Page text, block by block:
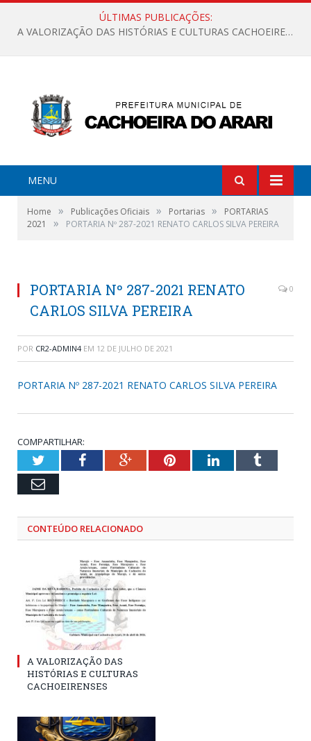
ÚLTIMAS PUBLICAÇÕES:
A VALORIZAÇÃO DAS HISTÓRIAS E CULTURAS CACHOEIRENSES
MENU
Home » Publicações Oficiais » Portarias »
PORTARIAS
2021
» PORTARIA Nº 287-2021 RENATO CARLOS SILVA PEREIRA
PORTARIA Nº 287-2021 RENATO
CARLOS SILVA PEREIRA
0
POR CR2-ADMIN4 EM 12 DE JULHO DE 2021
PORTARIA Nº 287-2021 RENATO CARLOS SILVA PEREIRA
COMPARTILHAR:
TwitterFacebookGoogle+PinterestLinkedInTumblr
Email
CONTEÚDO RELACIONADO
A VALORIZAÇÃO DAS
HISTÓRIAS E CULTURAS
CACHOEIRENSES